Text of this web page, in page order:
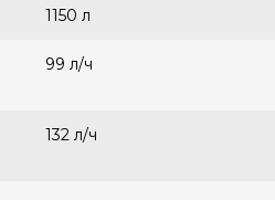
1150 л
99 л/ч
132 л/ч